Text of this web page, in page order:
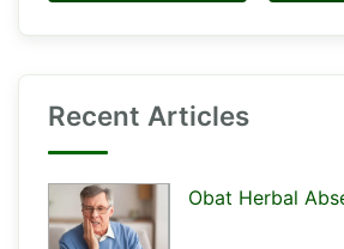
Recent Articles
Obat Herbal